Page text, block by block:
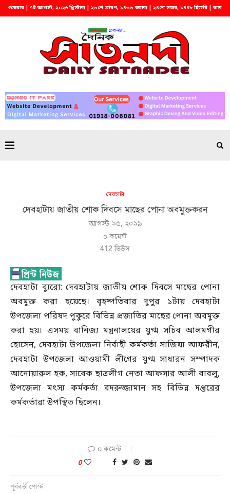
শুক্রবার | ৭ই আগস্ট, ২০২৬ খ্রিস্টাব্দ | ২৩শে শ্রাবণ, ১৪৩৩ বঙ্গাব্দ | ২৪শে সফর, ১৪৪৮ হিজরি | রাত
দেবহাটা
দেবহাটায় জাতীয় শোক দিবসে মাছের পোনা অবমুক্তকরন
আগস্ট ১৫, ২০১৯
০ কমেন্ট
412 ভিউস
দেবহাটা ব্যুরো: দেবহাটায় জাতীয় শোক দিবসে মাছের পোনা
অবমুক্ত করা হয়েছে। বৃহষ্পতিবার দুপুর ১টায় দেবহাটা
উপজেলা পরিষদ পুকুরে বিভিন্ন প্রজাতির মাছের পোনা অবমুক্ত
করা হয়। এসময় বানিজ্য মন্ত্রনালয়ের যুগ্ম সচিব আলমগীর
হোসেন, দেবহাটা উপজেলা নির্বাহী কর্মকর্তা সাজিয়া আফরীন,
দেবহাটা উপজেলা আওয়ামী লীগের যুগ্ম সাধারন সম্পাদক
আনোয়ারুল হক, সাবেক ছাত্রলীগ নেতা আফসার আলী বাবলু,
উপজেলা মৎস্য কর্মকর্তা বদরুজ্জামান সহ বিভিন্ন দপ্তরের
কর্মকর্তারা উপস্থিত ছিলেন।
০ কমেন্ট
0
পূর্ববর্তী পোস্ট